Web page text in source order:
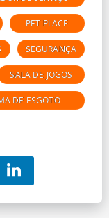
PET PLACE
SEGURANÇA
SALA DE JOGOS
DE ESGOTO